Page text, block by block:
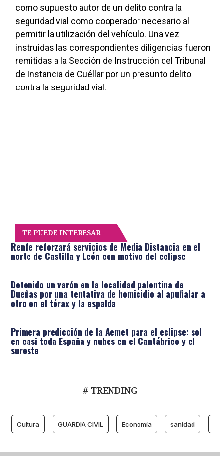
como supuesto autor de un delito contra la
seguridad vial como cooperador necesario al
permitir la utilización del vehículo. Una vez
instruidas las correspondientes diligencias fueron
remitidas a la Sección de Instrucción del Tribunal
de Instancia de Cuéllar por un presunto delito
contra la seguridad vial.
TE PUEDE INTERESAR
Renfe reforzará servicios de Media Distancia en el
norte de Castilla y León con motivo del eclipse
Detenido un varón en la localidad palentina de
Dueñas por una tentativa de homicidio al apuñalar a
otro en el tórax y la espalda
Primera predicción de la Aemet para el eclipse: sol
en casi toda España y nubes en el Cantábrico y el
sureste
# TRENDING
Cultura GUARDIA CIVIL Economía sanidad